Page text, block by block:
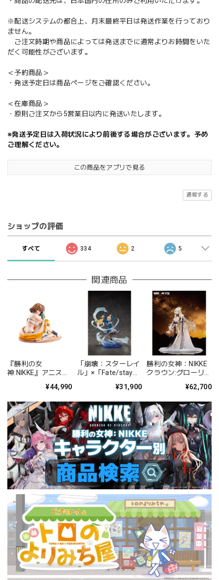
※配送システムの都合上、月末最終平日は発送作業を行っており
ません。
ご注文時期や商品によっては発送までに通常よりお時間をいた
だく可能性がございます。
＜予約商品＞
・発送予定日は商品ページをご確認ください。
＜在庫商品＞
・原則ご注文から5営業日以内に発送いたします。
※発送予定日は入荷状況により前後する場合がございます。予め
ご理解ください。
この商品をアプリで見る
通報する
ショップの評価
すべて 334 2 5
関連商品
『勝利の女
神:NIKKE』アニス：
ー 1/4 PVC塗装済み
¥44,990
「崩壊：スターレイ
ル」×「Fate/stay
バー 1/7 完成品フ
¥31,900
勝利の女神：NIKKE
クラウン:グローリア
品フィギュア¥62,700